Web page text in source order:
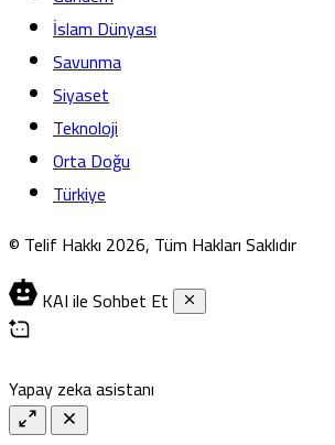
İslam Dünyası
Savunma
Siyaset
Teknoloji
Orta Doğu
Türkiye
© Telif Hakkı 2026, Tüm Hakları Saklıdır
KAI ile Sohbet Et
Yapay zeka asistanı